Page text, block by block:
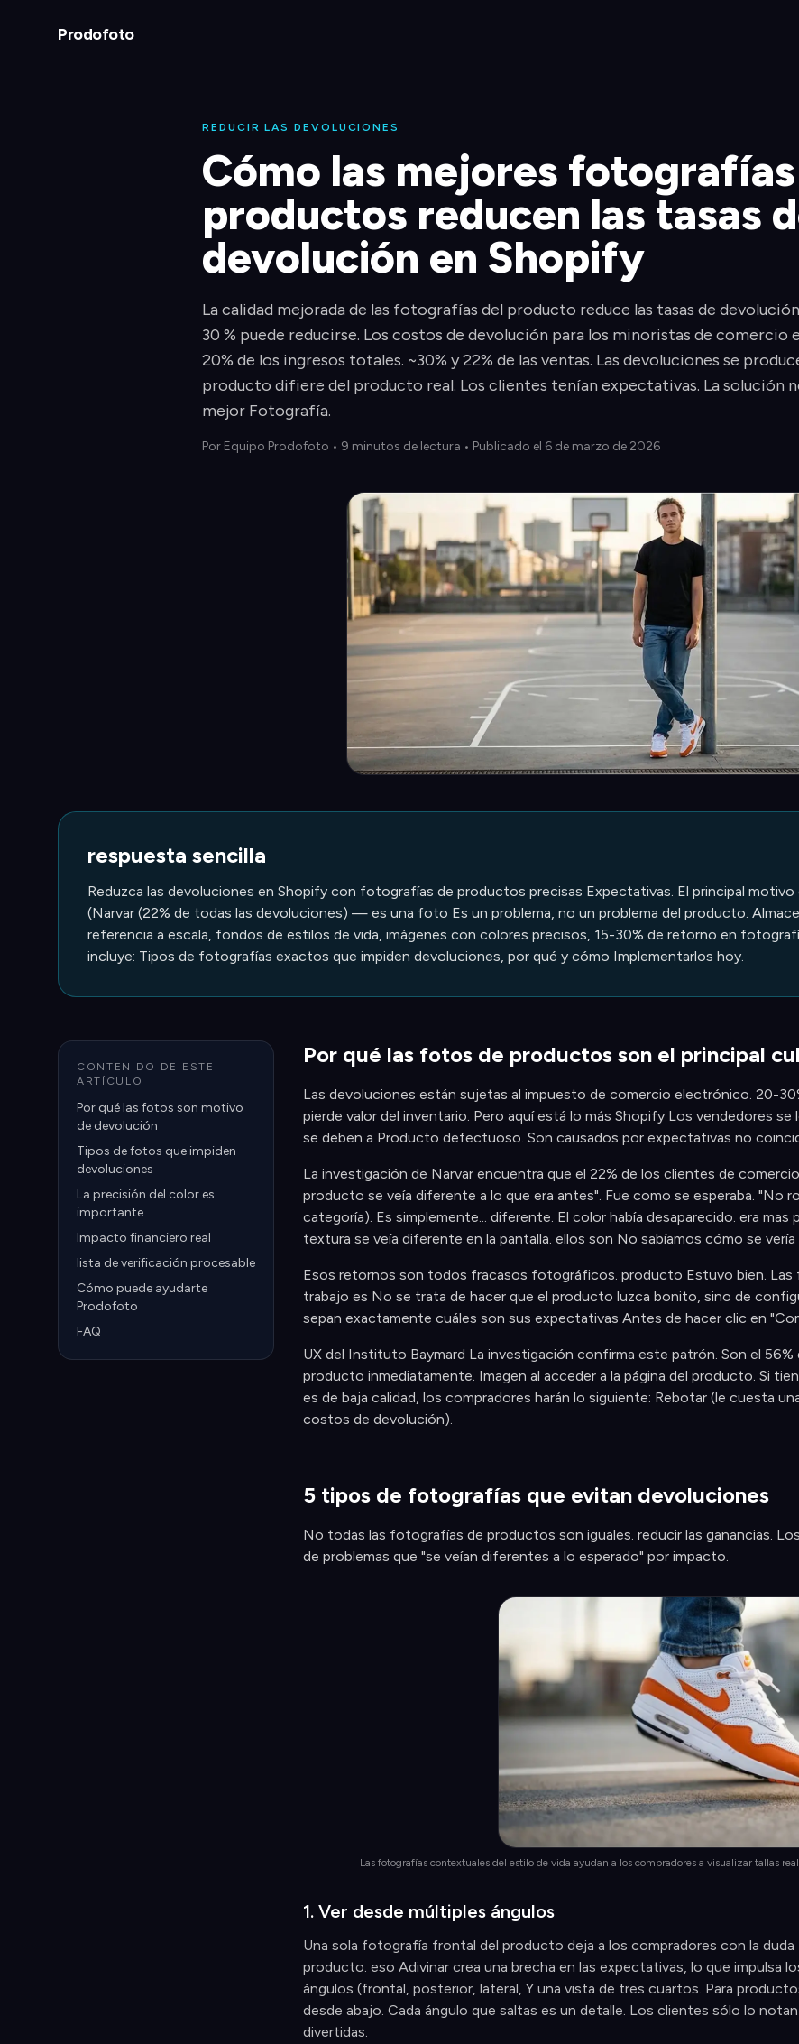
Prodofoto
REDUCIR LAS DEVOLUCIONES
Cómo las mejores
productos reducen las tasas
devolución en Shopify
La calidad mejorada de las fotografías del producto reduce las tasas de
30 % puede reducirse. Los costos de devolución para los minoristas de
20% de los ingresos totales. ~30% y 22% de las ventas. Las devoluciones se
producto difiere del producto real. Los clientes tenían expectativas. La solución
mejor Fotografía.
Por Equipo Prodofoto • 9 minutos de lectura • Publicado el 6 de marzo de 2026
respuesta sencilla
Reduzca las devoluciones en Shopify con fotografías de productos precisas Expectativas. El principal
(Narvar (22% de todas las devoluciones) — es una foto Es un problema, no un problema del producto.
referencia a escala, fondos de estilos de vida, imágenes con colores precisos, 15-30% de retorno en
incluye: Tipos de fotografías exactos que impiden devoluciones, por qué y cómo Implementarlos hoy.
CONTENIDO DE ESTE
ARTÍCULO
Por qué las fotos son motivo
de devolución
Tipos de fotos que impiden
devoluciones
La precisión del color es
importante
Impacto financiero real
lista de verificación procesable
Cómo puede ayudarte
Prodofoto
FAQ
Por qué las fotos de productos son el principal
Las devoluciones están sujetas al impuesto de comercio electrónico. 20-
pierde valor del inventario. Pero aquí está lo más Shopify Los vendedores
se deben a Producto defectuoso. Son causados ​​por expectativas no
La investigación de Narvar encuentra que el 22% de los clientes de
producto se veía diferente a lo que era antes". Fue como se esperaba. "No
categoría). Es simplemente... diferente. El color había desaparecido. era mas
textura se veía diferente en la pantalla. ellos son No sabíamos cómo se
Esos retornos son todos fracasos fotográficos. producto Estuvo bien. Las
trabajo es No se trata de hacer que el producto luzca bonito, sino de
sepan exactamente cuáles son sus expectativas Antes de hacer clic en
UX del Instituto Baymard La investigación confirma este patrón. Son el
producto inmediatamente. Imagen al acceder a la página del producto. Si
es de baja calidad, los compradores harán lo siguiente: Rebotar (le cuesta
costos de devolución).
5 tipos de fotografías que evitan devoluciones
No todas las fotografías de productos son iguales. reducir las ganancias.
de problemas que "se veían diferentes a lo esperado" por impacto.
Las fotografías contextuales del estilo de vida ayudan a los compradores a visualizar tallas
1. Ver desde múltiples ángulos
Una sola fotografía frontal del producto deja a los compradores con la
producto. eso Adivinar crea una brecha en las expectativas, lo que impulsa
ángulos (frontal, posterior, lateral, Y una vista de tres cuartos. Para
desde abajo. Cada ángulo que saltas es un detalle. Los clientes sólo lo
divertidas.